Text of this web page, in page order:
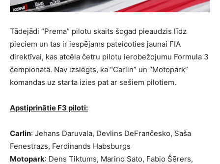
Tādejādi “Prema” pilotu skaits šogad pieaudzis līdz
pieciem un tas ir iespējams pateicoties jaunai FIA
direktīvai, kas atcēla četru pilotu ierobežojumu Formula 3
čempionātā. Nav izslēgts, ka “Carlin” un “Motopark”
komandas uz starta izies pat ar sešiem pilotiem.
Apstiprinātie F3 piloti:
Carlin: Jehans Daruvala, Devlins DeFrančesko, Saša
Fenestrazs, Ferdinands Habsburgs
Motopark: Dens Tiktums, Marino Sato, Fabio Šērers,